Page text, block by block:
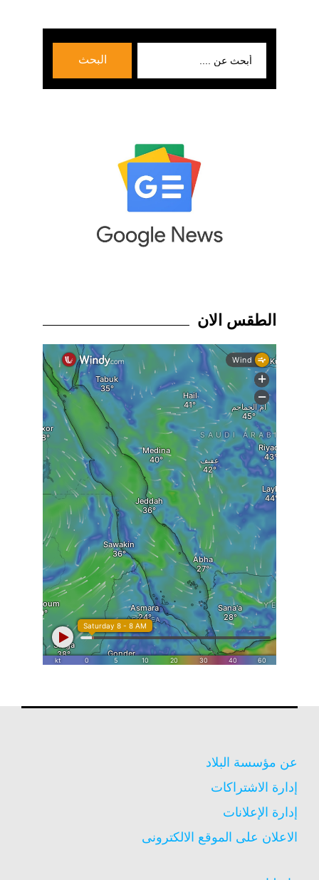
البحث
الطقس الان
عن مؤسسة البلاد
إدارة الاشتراكات
إدارة الإعلانات
الاعلان على الموقع الالكترونى